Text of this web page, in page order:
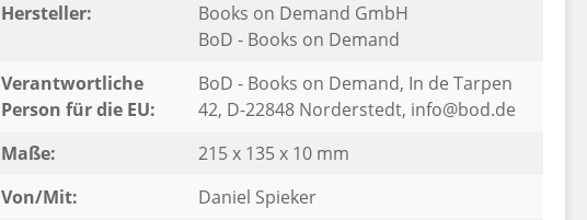
Hersteller:
Books on Demand GmbH
BoD - Books on Demand
Verantwortliche
Person für die EU:
BoD - Books on Demand, In de Tarpen
42, D-22848 Norderstedt, info@bod.de
Maße:
215 x 135 x 10 mm
Von/Mit:
Daniel Spieker